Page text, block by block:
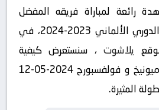
رائعة لمباراة فريقه المفضل
ومنافسه في بطولة الدوري الألماني 2023-2024، في
يلاشوت، سنستعرض كيفية
مشاهدة مباراة بايرن ميونيخ و فولفسبورج 2024-05-12
المثيرة.